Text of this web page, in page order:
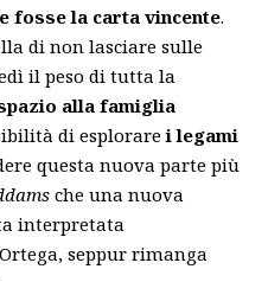
fosse la carta vincente.
di non lasciare sulle
il peso di tutta la
alla famiglia
di esplorarei legami
questa nuova parte più
che una nuova
interpretata
seppur rimanga